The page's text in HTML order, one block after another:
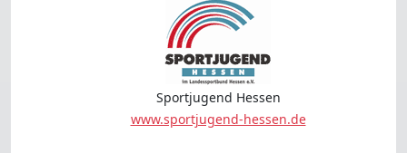
Sportjugend Hessen
www.sportjugend-hessen.de